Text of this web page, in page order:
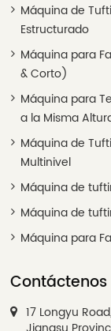
Máquina de
Estructurado
Máquina para
& Corto)
Máquina para
a la Misma
Máquina de
Multinivel
Máquina de
Máquina de
Máquina para
Contáctenos
17 Longyu